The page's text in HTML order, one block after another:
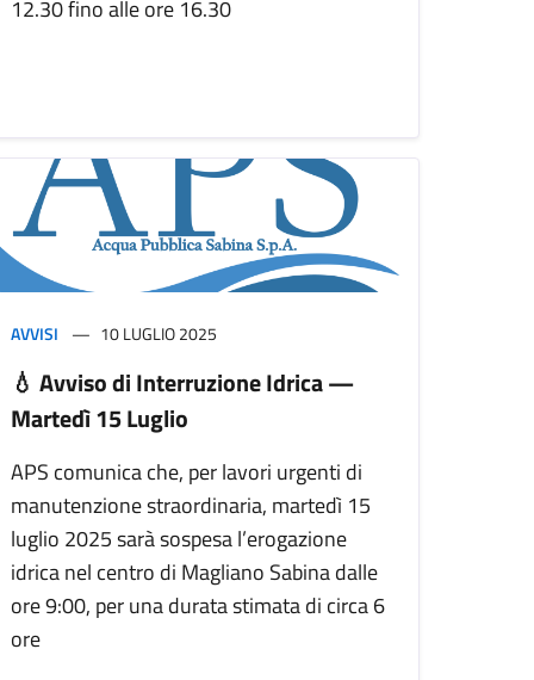
12.30 fino alle ore 16.30
AVVISI 10 LUGLIO 2025
💧 Avviso di Interruzione Idrica —
Martedì 15 Luglio
APS comunica che, per lavori urgenti di
manutenzione straordinaria, martedì 15
luglio 2025 sarà sospesa l’erogazione
idrica nel centro di Magliano Sabina dalle
ore 9:00, per una durata stimata di circa 6
ore